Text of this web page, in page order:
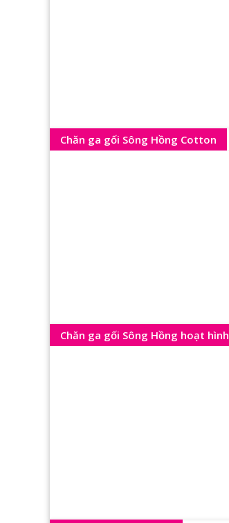
Chăn ga gối Sông Hồng Cotton
Chăn ga gối Sông Hồng hoạt hình